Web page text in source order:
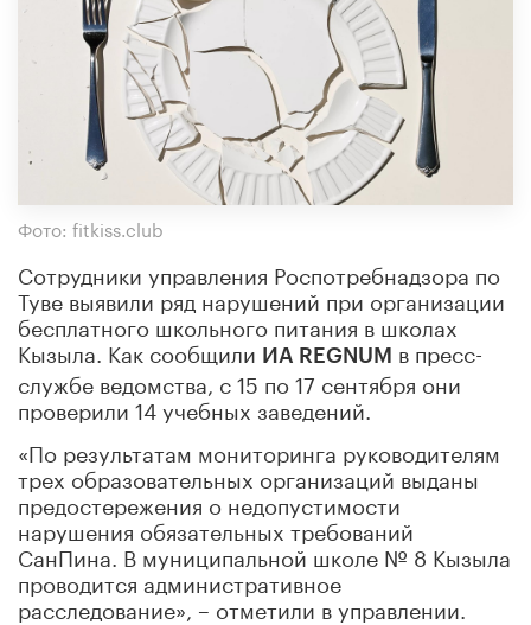
Фото: fitkiss.club
Сотрудники управления Роспотребнадзора по
Туве выявили ряд нарушений при организации
бесплатного школьного питания в школах
Кызыла. Как сообщили ИА REGNUM в пресс-
службе ведомства, с 15 по 17 сентября они
проверили 14 учебных заведений.
«По результатам мониторинга руководителям
трех образовательных организаций выданы
предостережения о недопустимости
нарушения обязательных требований
СанПина. В муниципальной школе № 8 Кызыла
проводится административное
расследование» , – отметили в управлении.